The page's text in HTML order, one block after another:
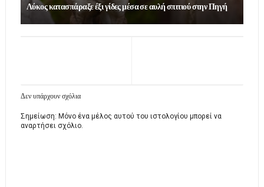
Λύκος κατασπάραξε έξι γίδες μέσα σε αυλή σπιτιού στην Πηγή
Δεν υπάρχουν σχόλια
Σημείωση: Μόνο ένα μέλος αυτού του ιστολογίου μπορεί να
αναρτήσει σχόλιο.